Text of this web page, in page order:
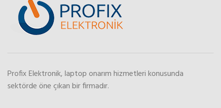
Profix Elektronik, laptop onarım hizmetleri konusunda
sektörde öne çıkan bir firmadır.